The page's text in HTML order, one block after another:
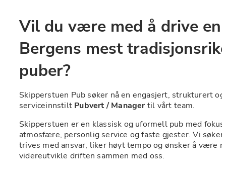
Vil du være med å drive en
Bergens mest
puber?
Skipperstuen Pub søker nå en engasjert, strukturert og
serviceinnstilt Pubvert / Manager til vårt team.
Skipperstuen er en klassisk og uformell pub med fokus
atmosfære, personlig service og faste gjester. Vi søker
trives med ansvar, liker høyt tempo og ønsker å være
videreutvikle driften sammen med oss.